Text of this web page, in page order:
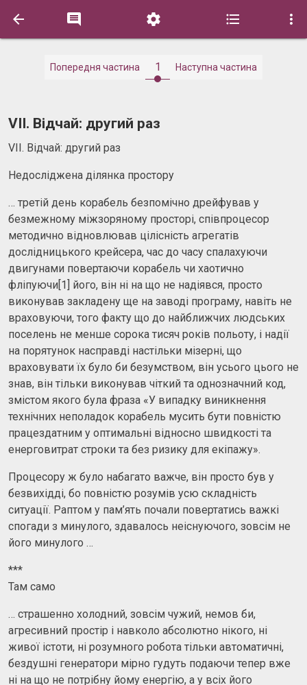
    
Попередня частина 1 Наступна частина
VII. Відчай: другий раз
VII. Відчай: другий раз
Недосліджена ділянка простору
… третій день корабель безпомічно дрейфував у
безмежному міжзоряному просторі, співпроцесор
методично відновлював цілісність агрегатів
дослідницького крейсера, час до часу спалахуючи
двигунами повертаючи корабель чи хаотично
фліпуючи[1] його, він ні на що не надіявся, просто
виконував закладену ще на заводі програму, навіть не
враховуючи, того факту що до найближчих людських
поселень не менше сорока тисяч років польоту, і надії
на порятунок насправді настільки мізерні, що
враховувати їх було би безумством, він усього цього не
знав, він тільки виконував чіткий та однозначний код,
змістом якого була фраза «У випадку виникнення
технічних неполадок корабель мусить бути повністю
працездатним у оптимальні відносно швидкості та
енерговитрат строки та без ризику для екіпажу».
Процесору ж було набагато важче, він просто був у
безвихідді, бо повністю розумів усю складність
ситуації. Раптом у пам’ять почали повертатись важкі
спогади з минулого, здавалось неіснуючого, зовсім не
його минулого …
***
Там само
… страшенно холодний, зовсім чужий, немов би,
агресивний простір і навколо абсолютно нікого, ні
живої істоти, ні розумного робота тільки автоматичні,
бездушні генератори мірно гудуть подаючи тепер вже
ні на що не потрібну йому енергію, а у всіх його